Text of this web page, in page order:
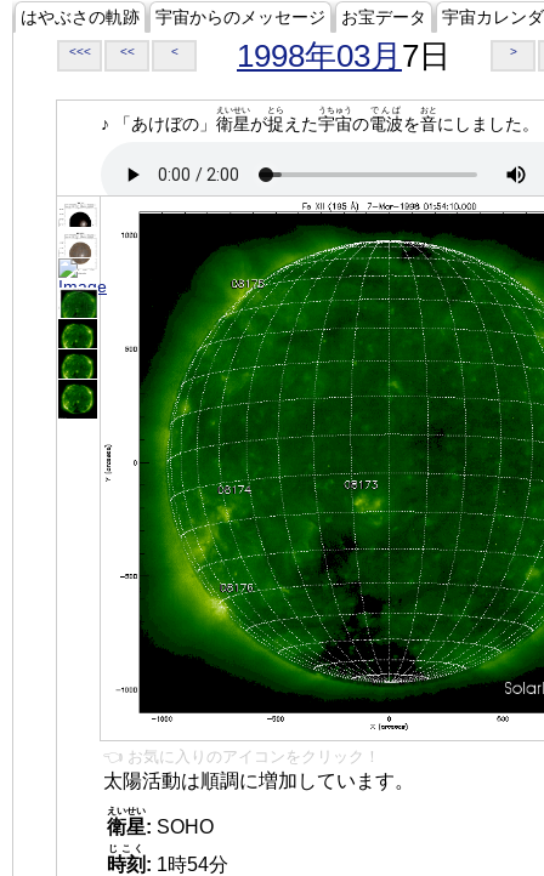
はやぶさの軌跡 宇宙からのメッセージ お宝データ 宇宙カレン
<<< << < 1998年03月 7日 >
♪ 「あけぼの」 衛星
えいせい
が捉
とら
えた宇宙
うちゅう
の電波
でんぱ
を音
おと
にしました。
👈 お気に入りのアイコンをクリック！
太陽活動は順調に増加しています。
衛星
えいせい
: SOHO
時刻
じこく
: 1時54分